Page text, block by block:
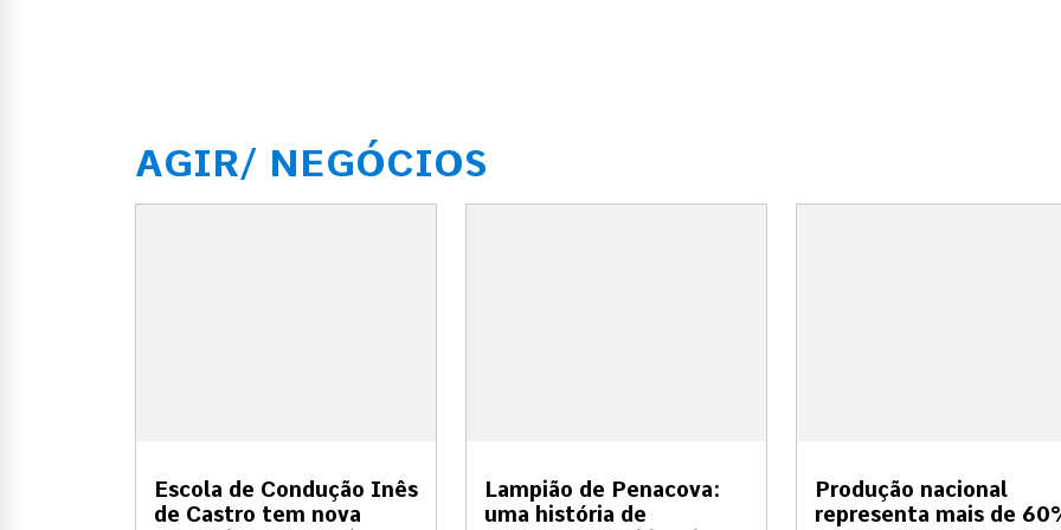
AGIR/ NEGÓCIOS
Escola de Condução Inês
de Castro tem nova
Lampião de Penacova:
uma história de
Produção nacional
representa mais de